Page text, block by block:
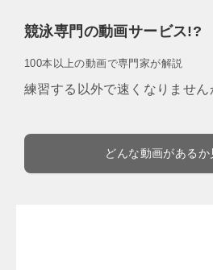
競泳専門の動画サービス!?
100本以上の動画で専門家が解説
練習する以外で速くなりません
どんな動画があるか